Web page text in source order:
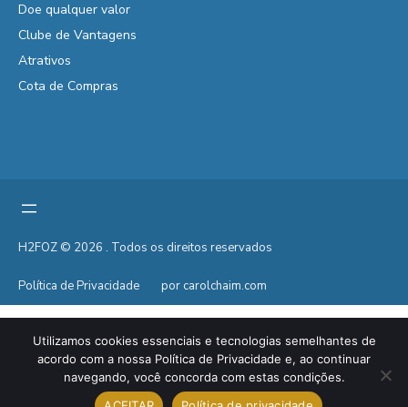
Doe qualquer valor
Clube de Vantagens
Atrativos
Cota de Compras
H2FOZ © 2026 . Todos os direitos reservados
Política de Privacidade por carolchaim.com
Utilizamos cookies essenciais e tecnologias semelhantes de
acordo com a nossa Política de Privacidade e, ao continuar
navegando, você concorda com estas condições.